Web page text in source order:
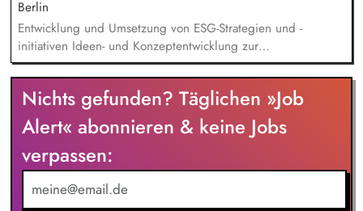
regulatorischer Nachhaltigkeitsanforderungen für CSRD sowie
entsprechende gesetzliche Risikomanagement
Berichtspflichten Aufbau und Weiterentwicklung von internen
Kontrollsystemen (IKS)
Berlin
Entwicklung und Umsetzung von ESG-Strategien und -
initiativen Ideen- und Konzeptentwicklung zur
Dekarbonisierung der Gewerbeparks Budgetierung konkreter
Nachhaltigkeitsmaßnahmen und Bewertung des CRREM-
Pfades Machbarkeitsstudien und technische Vorprüfung für
PV-, LED- und Heizungsprojekte Unterstützung bei der
Gebäudezertifizierung nach gängigen
Nachhaltigkeitsstandards Erstellung von Reports und
Präsentationen für interne und externe Stakeholder
Nichts gefunden? Täglichen »Job
Alert« abonnieren & keine Jobs
verpassen: